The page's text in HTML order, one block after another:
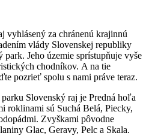
vyhlásený za chránenú krajinnú
vlády Slovenskej republiky
Jeho územie sprístupňuje vyše
chodníkov. A na tie
pozrieť spolu s nami práve teraz.
Slovenský raj je Predná hoľa
roklinami sú Suchá Belá, Piecky,
Zvyškami pôvodne
Glac, Geravy, Pelc a Skala.